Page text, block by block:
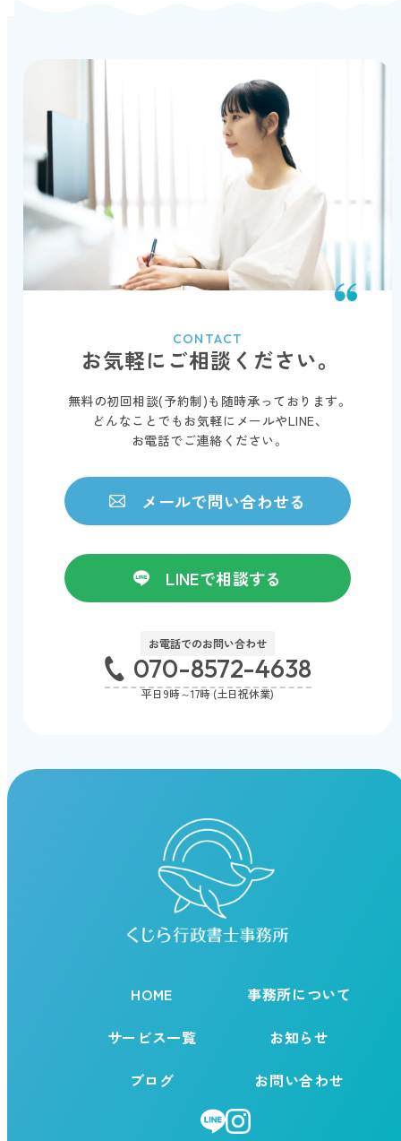
CONTACT
お気軽にご相談ください。
無料の初回相談(予約制)も随時承っております。
どんなことでもお気軽にメールやLINE、
お電話でご連絡ください。
メールで問い合わせる
LINEで相談する
お電話でのお問い合わせ
070-8572-4638
平日9時～17時 (土日祝休業)
HOME
事務所について
サービス一覧
お知らせ
ブログ
お問い合わせ